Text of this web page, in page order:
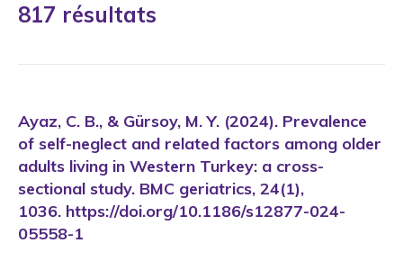
817 résultats
Ayaz, C. B., & Gürsoy, M. Y. (2024). Prevalence
of self-neglect and related factors among older
adults living in Western Turkey: a cross-
sectional study. BMC geriatrics, 24(1),
1036. https://doi.org/10.1186/s12877-024-
05558-1